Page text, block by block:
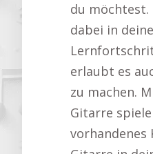
du möchtest.
dabei in
erlaubt es
zu machen.
Gitarre